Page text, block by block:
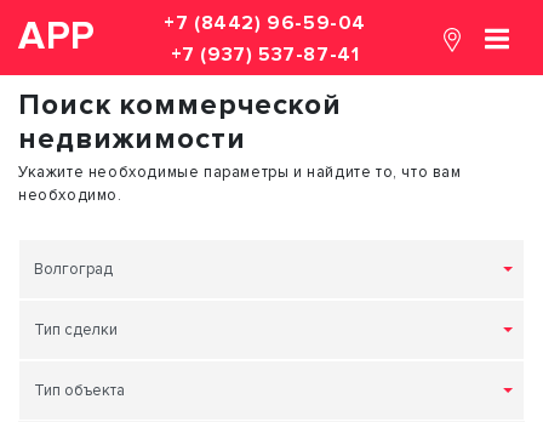
АРР
+7 (8442) 96-59-04
+7 (937) 537-87-41
Поиск коммерческой
недвижимости
Укажите необходимые параметры и найдите то, что вам
необходимо.
Волгоград
Тип сделки
Тип объекта